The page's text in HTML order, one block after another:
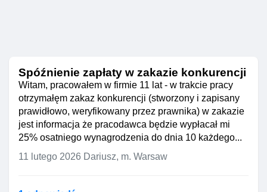
Spóźnienie zapłaty w zakazie konkurencji
Witam, pracowałem w firmie 11 lat - w trakcie pracy
otrzymałęm zakaz konkurencji (stworzony i zapisany
prawidłowo, weryfikowany przez prawnika) w zakazie
jest informacja że pracodawca będzie wypłacał mi
25% osatniego wynagrodzenia do dnia 10 każdego...
11 lutego 2026 Dariusz, m. Warsaw